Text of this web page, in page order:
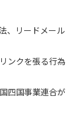
、リードメール
ンクを張る行為
四国事業連合が